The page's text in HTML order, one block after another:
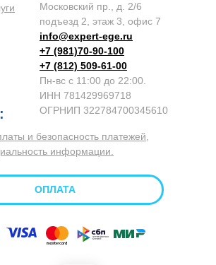
Московский пр., д. 2/6
подъезд 2, этаж 3, офис 7
info@expert-ege.ru
+7 (981)70-90-100
+7 (812) 509-61-00
Пн-вс с 11:00 до 22:00.
ИНН 781429969718
ОГРНИП 322784700345610
и безопасность платежей,
информации.
ОПЛАТА